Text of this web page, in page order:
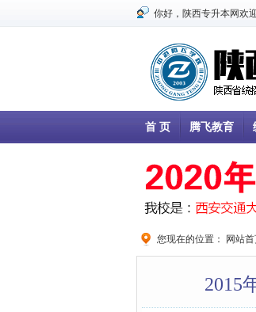
你好，陕西专升本网欢
首 页 腾飞教育
您现在的位置： 网站
2015